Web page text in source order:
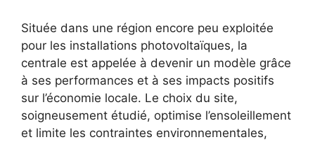
Située dans une région encore peu exploitée
pour les installations photovoltaïques, la
centrale est appelée à devenir un modèle grâce
à ses performances et à ses impacts positifs
sur l’économie locale. Le choix du site,
soigneusement étudié, optimise l’ensoleillement
et limite les contraintes environnementales,